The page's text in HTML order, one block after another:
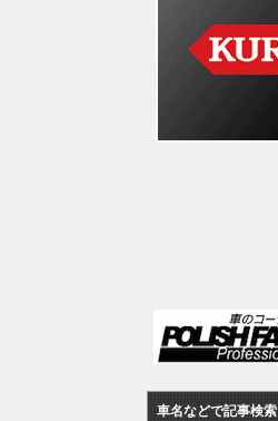
車名などで記事検索